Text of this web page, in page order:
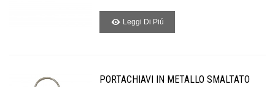
Leggi Di Piú
PORTACHIAVI IN METALLO SMALTATO